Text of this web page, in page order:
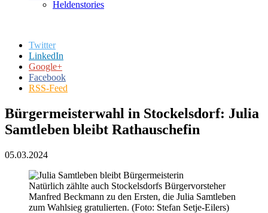
Heldenstories
Twitter
LinkedIn
Google+
Facebook
RSS-Feed
Bürgermeisterwahl in Stockelsdorf: Julia
Samtleben bleibt Rathauschefin
05.03.2024
Natürlich zählte auch Stockelsdorfs Bürgervorsteher
Manfred Beckmann zu den Ersten, die Julia Samtleben
zum Wahlsieg gratulierten. (Foto: Stefan Setje-Eilers)